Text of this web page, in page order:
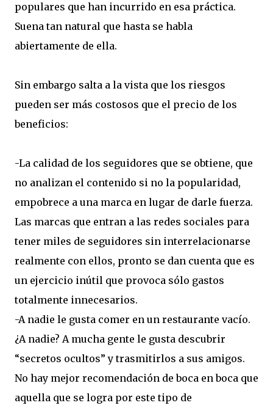
populares que han incurrido en esa práctica.
Suena tan natural que hasta se habla
abiertamente de ella.
Sin embargo salta a la vista que los riesgos
pueden ser más costosos que el precio de los
beneficios:
-La calidad de los seguidores que se obtiene, que
no analizan el contenido si no la popularidad,
empobrece a una marca en lugar de darle fuerza.
Las marcas que entran a las redes sociales para
tener miles de seguidores sin interrelacionarse
realmente con ellos, pronto se dan cuenta que es
un ejercicio inútil que provoca sólo gastos
totalmente innecesarios.
-A nadie le gusta comer en un restaurante vacío.
¿A nadie? A mucha gente le gusta descubrir
“secretos ocultos” y trasmitirlos a sus amigos.
No hay mejor recomendación de boca en boca que
aquella que se logra por este tipo de